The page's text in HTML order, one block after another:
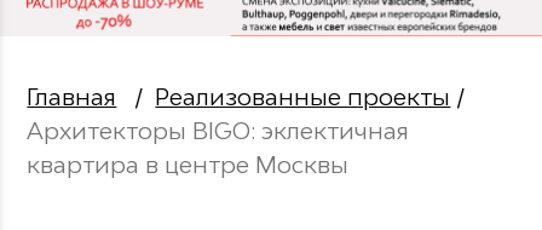
Главная / Реализованные проекты /
Архитекторы BIGO: эклектичная
квартира в центре Москвы